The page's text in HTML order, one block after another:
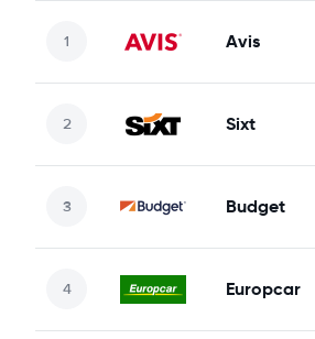
Avis
Sixt
Budget
Europcar